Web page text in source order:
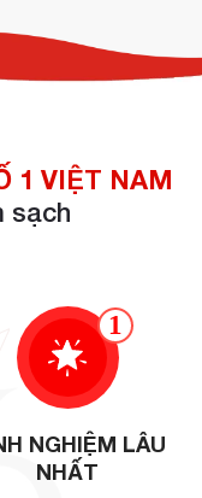
1 VIỆT NAM
sạch
1
NGHIỆM LÂU
NHẤT